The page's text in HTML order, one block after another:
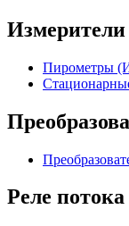
Пирометры
Реле потока